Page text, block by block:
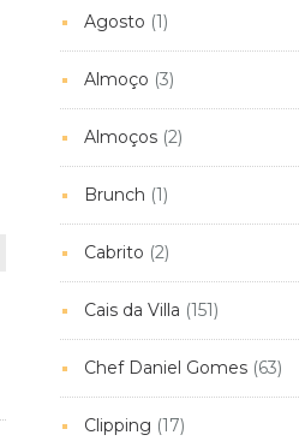
Agosto (1)
Almoço (3)
Almoços(2)
Brunch (1)
Cabrito (2)
Cais da Villa (151)
Chef Daniel Gomes(63)
Clipping (17)